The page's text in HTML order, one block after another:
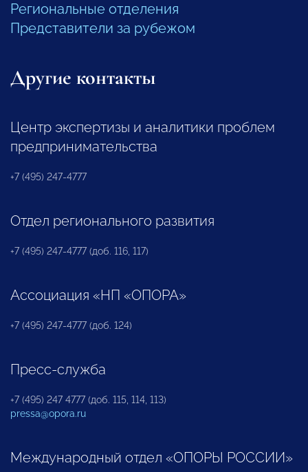
Региональные отделения
Представители за рубежом
Другие контакты
Центр экспертизы и аналитики проблем
предпринимательства
+7 (495) 247-4777
Отдел регионального развития
+7 (495) 247-4777 (доб. 116, 117)
Ассоциация «НП «ОПОРА»
+7 (495) 247-4777 (доб. 124)
Пресс-служба
+7 (495) 247 4777 (доб. 115, 114, 113)
pressa@opora.ru
Международный отдел «ОПОРЫ РОССИИ»